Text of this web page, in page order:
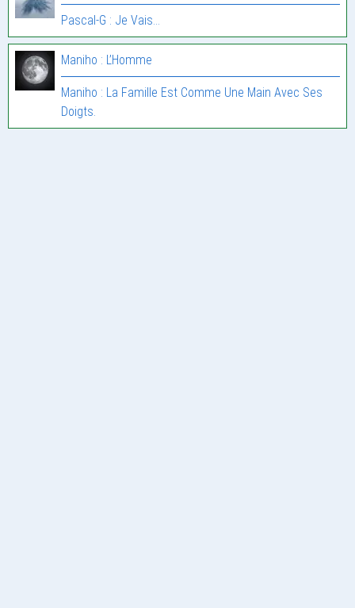
Pascal-G : Je Vais…
Maniho : L’Homme
Maniho : La Famille Est Comme Une Main Avec Ses
Doigts.